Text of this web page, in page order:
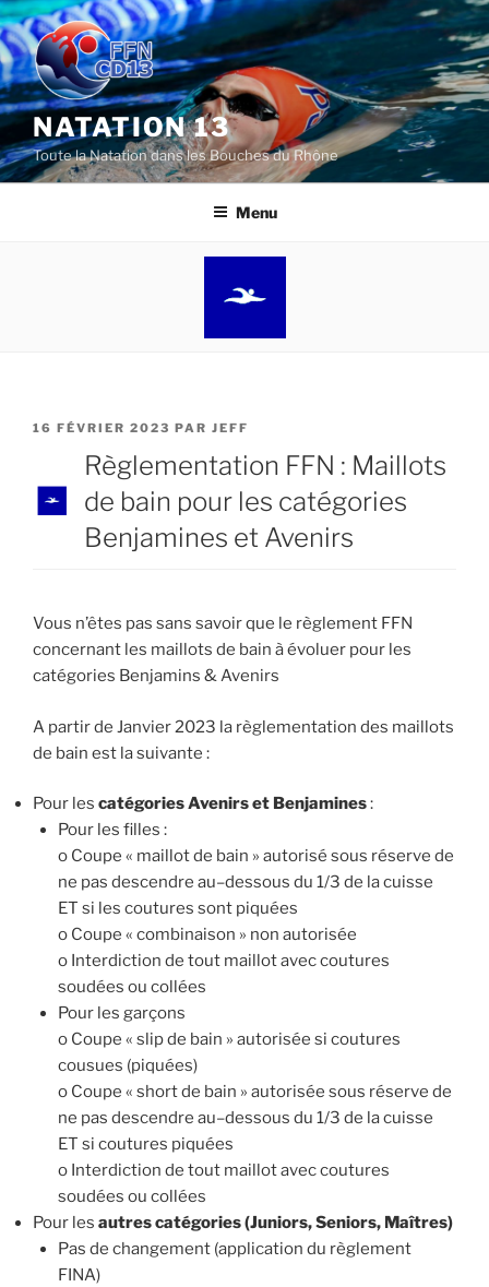
Aller
au
contenu
principal
NATATION 13
Toute la Natation dans les Bouches du Rhône
Menu
PUBLIÉ
16 FÉVRIER 2023 PAR JEFF
Règlementation FFN : Maillots
de bain pour les catégories
Benjamines et Avenirs
Vous n’êtes pas sans savoir que le règlement FFN
concernant les maillots de bain à évoluer pour les
catégories Benjamins & Avenirs
A partir de Janvier 2023 la règlementation des maillots
de bain est la suivante :
Pour les catégories Avenirs et Benjamines:
Pour les filles :
o Coupe « maillot de bain » autorisé sous réserve de
ne pas descendre au–dessous du 1/3 de la cuisse
ET si les coutures sont piquées
o Coupe « combinaison » non autorisée
o Interdiction de tout maillot avec coutures
soudées ou collées
Pour les garçons
o Coupe « slip de bain » autorisée si coutures
cousues (piquées)
o Coupe « short de bain » autorisée sous réserve de
ne pas descendre au–dessous du 1/3 de la cuisse
ET si coutures piquées
o Interdiction de tout maillot avec coutures
soudées ou collées
Pour les autres catégories (Juniors, Seniors, Maîtres)
Pas de changement (application du règlement
FINA)